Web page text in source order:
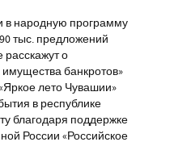
народную программу
тыс. предложений
расскажут о
банкротов»
лето Чувашии»
в республике
благодаря поддержке
России «Российское